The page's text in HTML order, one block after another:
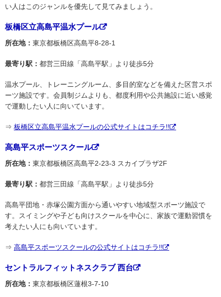
い人はこのジャンルを優先して見てみましょう。
板橋区立高島平温水プール
所在地： 東京都板橋区高島平8-28-1
最寄り駅： 都営三田線「高島平駅」より徒歩5分
温水プール、トレーニングルーム、多目的室などを備えた区営スポ
ーツ施設です。会員制ジムよりも、都度利用や公共施設に近い感覚
で運動したい人に向いています。
⇒ 板橋区立高島平温水プールの公式サイトはコチラ!!
高島平スポーツスクール
所在地： 東京都板橋区高島平2-23-3 スカイプラザ2F
最寄り駅： 都営三田線「高島平駅」より徒歩5分
高島平団地・赤塚公園方面から通いやすい地域型スポーツ施設で
す。スイミングや子ども向けスクールを中心に、家族で運動習慣を
考えたい人にも向いています。
⇒ 高島平スポーツスクールの公式サイトはコチラ!!
セントラルフィットネスクラブ 西台
所在地： 東京都板橋区蓮根3-7-10